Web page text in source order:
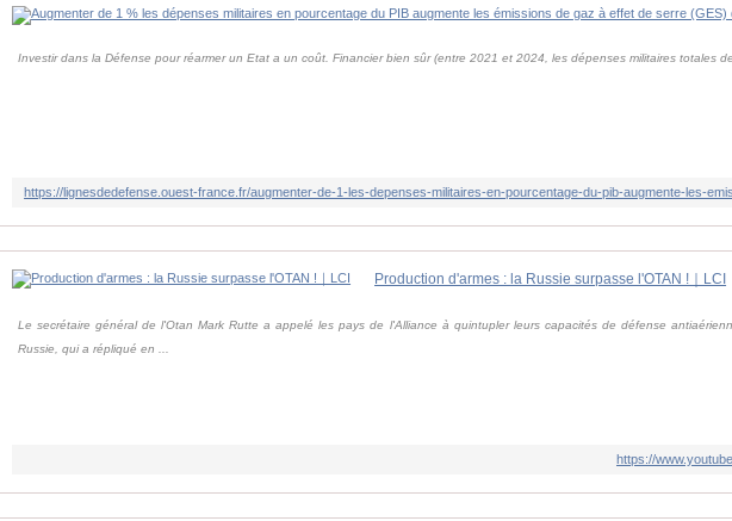
Investir dans la Défense pour réarmer un Etat a un coût. Financier bien sûr (entre 2021 et 2024, les dépenses militaires totales
Production d'armes : la Russie surpasse l'OTAN !｜LCI
Le secrétaire général de l'Otan Mark Rutte a appelé les pays de l'Alliance à quintupler leurs capacités de défense
Russie, qui a répliqué en ...
https://